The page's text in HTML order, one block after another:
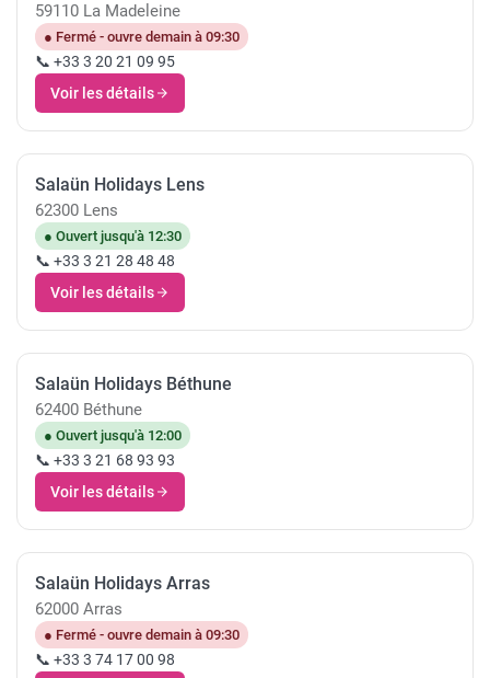
59110 La Madeleine
● Fermé - ouvre demain à 09:30
📞 +33 3 20 21 09 95
Voir les détails
Salaün Holidays Lens
62300 Lens
● Ouvert jusqu'à 12:30
📞 +33 3 21 28 48 48
Voir les détails
Salaün Holidays Béthune
62400 Béthune
● Ouvert jusqu'à 12:00
📞 +33 3 21 68 93 93
Voir les détails
Salaün Holidays Arras
62000 Arras
● Fermé - ouvre demain à 09:30
📞 +33 3 74 17 00 98